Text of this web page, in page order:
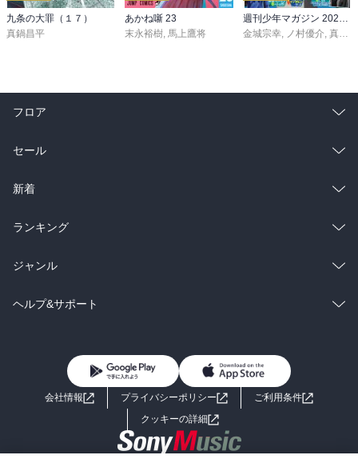
九条の大罪（１７）
真鍋昌平
あかね噺 23
末永裕樹, 馬上鷹将
週刊少年マガジン 2026年36・37号[2026年8月5日発売]
金城宗幸, ノ村優介, 真島ヒロ
フロア
総合
ラノベ
雑誌・グラビア
BL・TL
セール
総合
ラノベ
雑誌・グラビア
BL・TL
新着
総合
ラノベ
雑誌・グラビア
ランキング
総合
ラノベ
ジャンル
コミック
ライトノベル 男子向けラノベ
小説
海外小説
ヘルプ&サポート
よくあるご質問 お問い合わせ
会社情報 プライバシーポリシー
ご利用条件
クッキーの詳細